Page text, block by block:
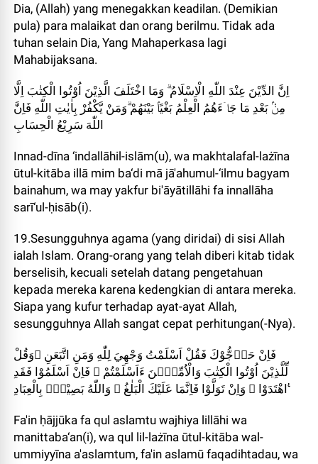
Dia, (Allah) yang menegakkan keadilan. (Demikian
pula) para malaikat dan orang berilmu. Tidak ada
tuhan selain Dia, Yang Mahaperkasa lagi
Mahabijaksana.
اِنَّ الدِّيْنَ عِنْدَ اللّٰهِ الْاِسْلَامُ ۗ وَمَا اخْتَلَفَ الَّذِيْنَ اُوْتُوا الْكِتٰبَ اِلَّا
مِنْۢ بَعْدِ مَا جَاۤءَهُمُ الْعِلْمُ بَغْيًاۢ بَيْنَهُمْ ۗوَمَنْ يَّكْفُرْ بِاٰيٰتِ اللّٰهِ فَاِنَّ
اللّٰهَ سَرِيْعُ الْحِسَابِ
Innad-dīna ‘indallāhil-islām(u), wa makhtalafal-lażīna
ūtul-kitāba illā mim ba‘di mā jā'ahumul-‘ilmu bagyam
bainahum, wa may yakfur bi'āyātillāhi fa innallāha
sarī‘ul-ḥisāb(i).
19.Sesungguhnya agama (yang diridai) di sisi Allah
ialah Islam. Orang-orang yang telah diberi kitab tidak
berselisih, kecuali setelah datang pengetahuan
kepada mereka karena kedengkian di antara mereka.
Siapa yang kufur terhadap ayat-ayat Allah,
sesungguhnya Allah sangat cepat perhitungan(-Nya).
فَاِنْ حَاۤجُّوْكَ فَقُلْ اَسْلَمْتُ وَجْهِيَ لِلّٰهِ وَمَنِ اتَّبَعَنِ ۗوَقُلْ
لِّلَّذِيْنَ اُوْتُوا الْكِتٰبَ وَالْاُمِّيّٖنَ ءَاَسْلَمْتُمْ ۗ فَاِنْ اَسْلَمُوْا فَقَدِ
اهْتَدَوْا ۚ وَاِنْ تَوَلَّوْا فَاِنَّمَا عَلَيْكَ الْبَلٰغُ ۗ وَاللّٰهُ بَصِيْرٌۢ بِالْعِبَادِ ࣖ
Fa'in ḥājjūka fa qul aslamtu wajhiya lillāhi wa
manittaba‘an(i), wa qul lil-lażīna ūtul-kitāba wal-
ummiyyīna a'aslamtum, fa'in aslamū faqadihtadau, wa